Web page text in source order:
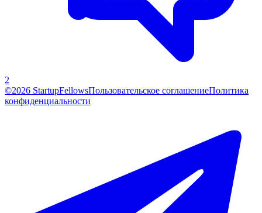
2
©2026 StartupFellowsПользовательское соглашениеПолитика
конфиденциальности